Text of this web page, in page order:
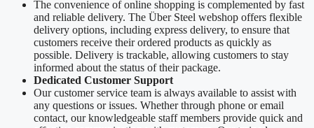
The convenience of online shopping is complemented by fast
and reliable delivery. The Über Steel webshop offers flexible
delivery options, including express delivery, to ensure that
customers receive their ordered products as quickly as
possible. Delivery is trackable, allowing customers to stay
informed about the status of their package.
Dedicated Customer Support
Our customer service team is always available to assist with
any questions or issues. Whether through phone or email
contact, our knowledgeable staff members provide quick and